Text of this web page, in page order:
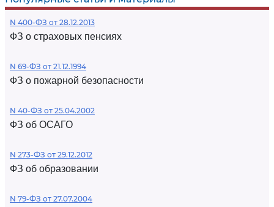
N 400-ФЗ от 28.12.2013
ФЗ о страховых пенсиях
N 69-ФЗ от 21.12.1994
ФЗ о пожарной безопасности
N 40-ФЗ от 25.04.2002
ФЗ об ОСАГО
N 273-ФЗ от 29.12.2012
ФЗ об образовании
N 79-ФЗ от 27.07.2004